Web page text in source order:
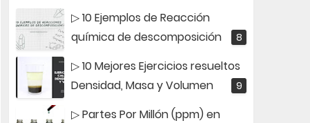
▷ 10 Ejemplos de Reacción
química de descomposición
▷ 10 Mejores Ejercicios resueltos
Densidad, Masa y Volumen
▷ Partes Por Millón (ppm) en